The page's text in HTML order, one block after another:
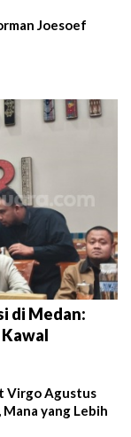
Joesoef
di Medan:
Kawal
Virgo Agustus
yang Lebih